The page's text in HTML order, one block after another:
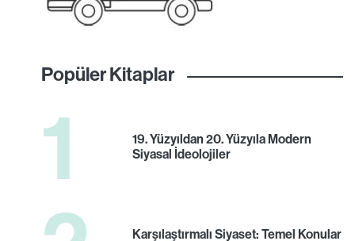
Popüler Kitaplar
1
19. Yüzyıldan 20. Yüzyıla Modern
Siyasal İdeolojiler
Karşılaştırmalı Siyaset: Temel Konular